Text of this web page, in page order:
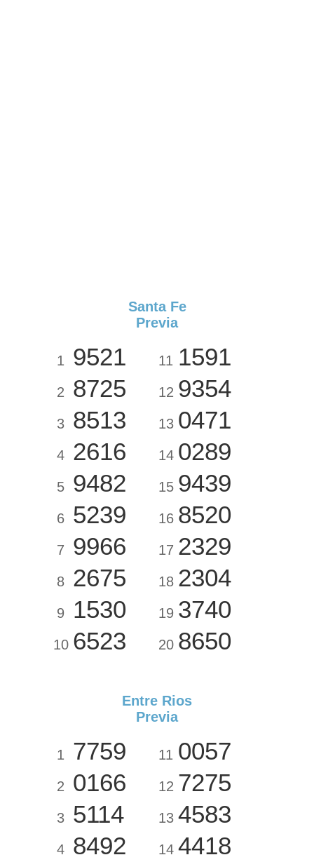
Santa Fe
Previa
1 9521
2 8725
3 8513
4 2616
5 9482
6 5239
7 9966
8 2675
9 1530
10 6523
11 1591
12 9354
13 0471
14 0289
15 9439
16 8520
17 2329
18 2304
19 3740
20 8650
Entre Rios
Previa
1 7759
2 0166
3 5114
4 8492
11 0057
12 7275
13 4583
14 4418